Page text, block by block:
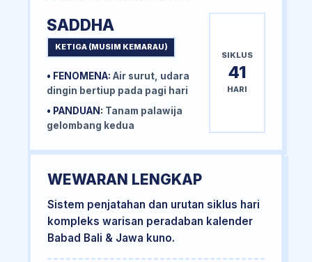
SADDHA
KETIGA (MUSIM KEMARAU)
• FENOMENA: Air surut, udara
dingin bertiup pada pagi hari
• PANDUAN: Tanam palawija
gelombang kedua
SIKLUS
41
HARI
WEWARAN LENGKAP
Sistem penjatahan dan urutan siklus hari
kompleks warisan peradaban kalender
Babad Bali & Jawa kuno.